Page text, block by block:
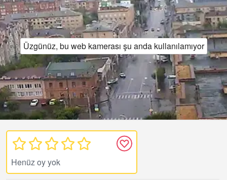
Üzgünüz, bu web kamerası şu anda kullanılamıyor
Henüz oy yok